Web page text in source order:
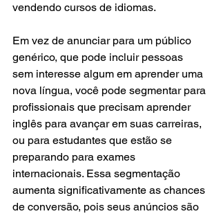
vendendo cursos de idiomas.
Em vez de anunciar para um público
genérico, que pode incluir pessoas
sem interesse algum em aprender uma
nova língua, você pode segmentar para
profissionais que precisam aprender
inglês para avançar em suas carreiras,
ou para estudantes que estão se
preparando para exames
internacionais. Essa segmentação
aumenta significativamente as chances
de conversão, pois seus anúncios são